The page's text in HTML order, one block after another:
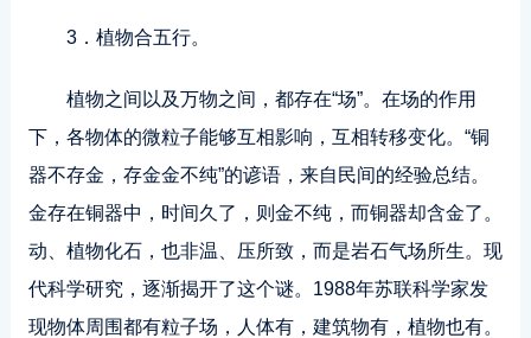
3．植物合五行。
植物之间以及万物之间，都存在“场”。在场的作用
下，各物体的微粒子能够互相影响，互相转移变化。“铜
器不存金，存金金不纯”的谚语，来自民间的经验总结。
金存在铜器中，时间久了，则金不纯，而铜器却含金了。
动、植物化石，也非温、压所致，而是岩石气场所生。现
代科学研究，逐渐揭开了这个谜。1988年苏联科学家发
现物体周围都有粒子场，人体有，建筑物有，植物也有。